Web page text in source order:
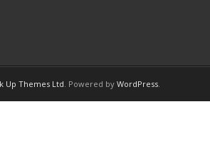
Up Themes Ltd. Powered by WordPress.